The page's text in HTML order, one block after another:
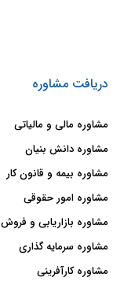
دریافت مشاوره
مشاوره مالی و مالیاتی
مشاوره دانش بنیان
مشاوره بیمه و قانون کار
مشاوره امور حقوقی
مشاوره بازاریابی و فروش
مشاوره سرمایه گذاری
مشاوره کارآفرینی